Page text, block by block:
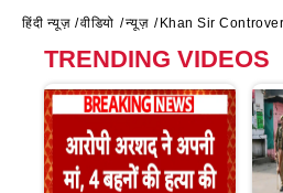
हिंदी न्यूज़ वीडियो न्यूज़ Khan Sir
TRENDING VIDEOS